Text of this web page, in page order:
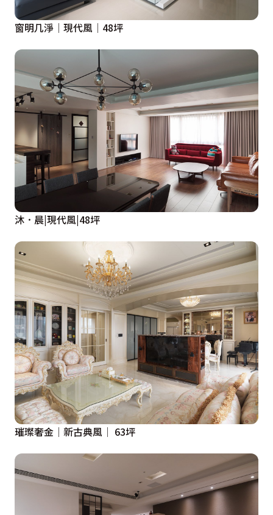
窗明几淨│現代風│48坪
沐．晨|現代風|48坪
璀璨奢金│新古典風│ 63坪